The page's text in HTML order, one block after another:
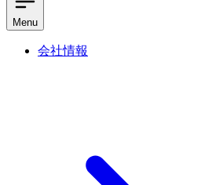
Menu
会社情報